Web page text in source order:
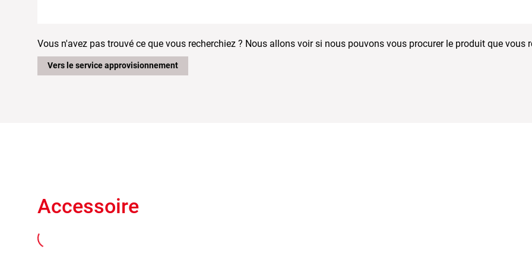
Vous n'avez pas trouvé ce que vous recherchiez ? Nous allons voir si nous pouvons vous procurer le produit que vous
Vers le service approvisionnement
Accessoire